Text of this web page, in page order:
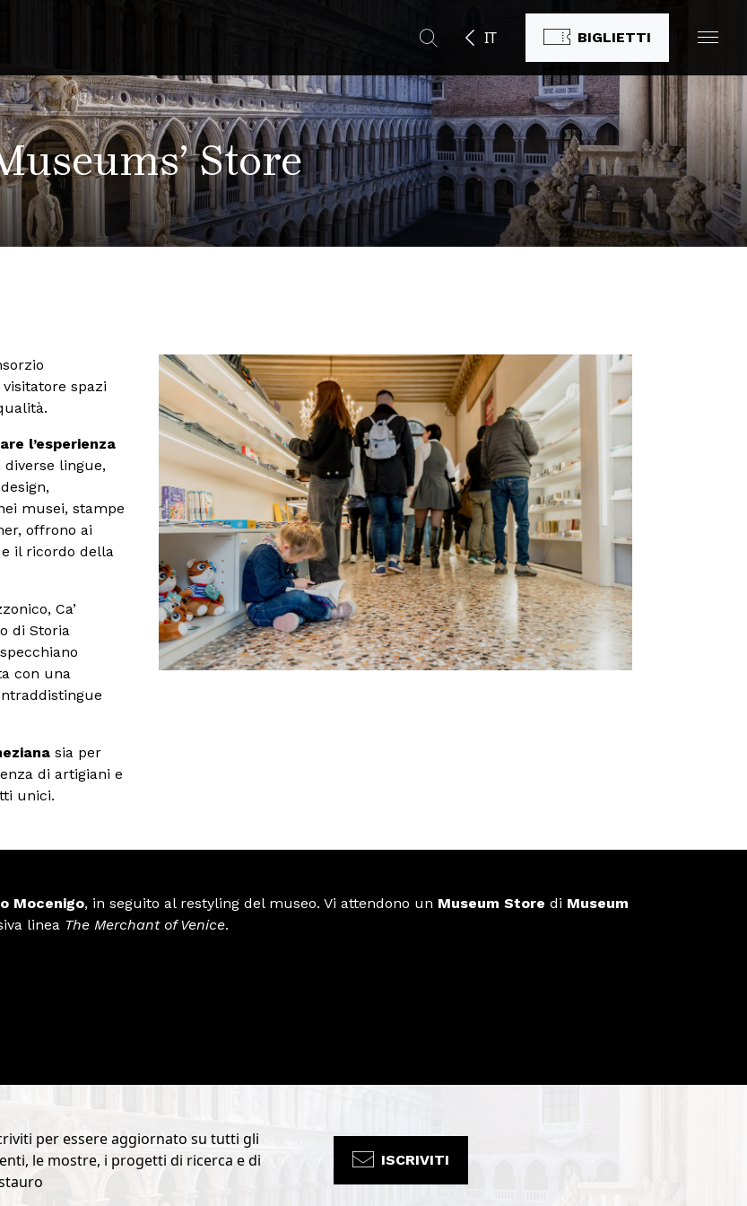
IT BIGLIETTI
Store
spazi
l’esperienza
diverse lingue,
musei, stampe
offrono ai
il ricordo della
Ca’
di Storia
con una
sia per
di artigiani e
unici.
Mocenigo, in seguito al restyling del museo. Vi attendono un Museum Store di Museum
linea The Merchant of Venice.
per essere aggiornato su tutti gli
le mostre, i progetti di ricerca e di
ISCRIVITI